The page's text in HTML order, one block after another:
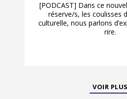
[PODCAST] Dans ce
réserve/s, les coulisses
culturelle, nous parlons
rire.
VOIR PLUS